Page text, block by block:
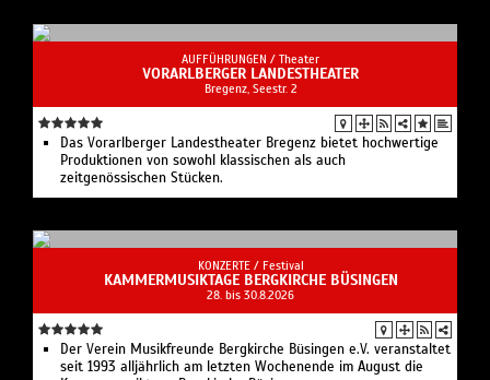
AUFFÜHRUNGEN / Theater
VORARLBERGER LANDESTHEATER
Bregenz, Seestr. 2
Das Vorarlberger Landestheater Bregenz bietet hochwertige
Produktionen von sowohl klassischen als auch
zeitgenössischen Stücken.
KONZERTE / Festival
KAMMERMUSIKTAGE BERGKIRCHE BÜSINGEN
28. bis 30.8.2026
Der Verein Musikfreunde Bergkirche Büsingen e.V. veranstaltet
seit 1993 alljährlich am letzten Wochenende im August die